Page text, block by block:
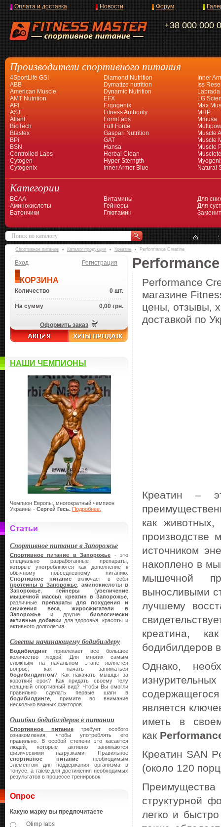
+38 000 000
Оплата и доставка Новости Форум
Производители спортивного питания
4SportLife GSI
ABB
American Muscle
AMT Nutrition
API
AST
Atlant
BioTech
Blastex
BPi
BSN
Controlled Labs
Cytogen
Cytogenix
Diamond Nutrition
Dymatize nutrition
Dynamic Nutrition
EFX
Ergogenix
Fitness Authority
FormLabs
Full Force
Gaspari Nutrition
GAT
Hansa
Herbal Clean
Hyper Sterngth
Inner Armor Blue
Inner
Iss
Labrada
LG
Max
MHP
Mmusa
Muscle
Muscle
Muscle
Natural
Категории
BCAA
Аминокислоты
Батончики
Витамины
Гейнеры
Глютамин
Для
Для
Спортивное питание Каталог продукции Креатин Performance Creatine
Вход Регистрация
КОРЗИНА
Количество 0 шт.
На сумму 0,00 грн.
Оформить заказ
НАШИ ЧЕМПИОНЫ
Чемпион Европы, многократный чемпион
Украины - Сергей Гесь. Подробнее.
Статьи
Спортивное питание в Запорожье
Спортивное питание в Запорожье - это
специально разработанные препараты,
которые употребляются как дополнение к
обычному повседневному питанию.
Спортивное питание включает в себя
протеины в Запорожье
аминокислоты в
Запорожье ,гейнеры (увеличение
мышечной массы),креатин в Запорожье
различные препараты для похудения и
снижения веса,жиросжигатели в
Запорожье и другие биологически
активные добавки для здоровья, красоты и
активного долголетия.
Советы начинающему бодибилдеру
Бодибилдинг привлекает все большее
количество людей. Для многих самым
сложным на начальном этапе является
вопрос: как начать заниматься
бодибилдингом? Как накачать мышцы за
короткий срок? Как придать своему телу
изящный спортивный вид? Чтобы Вы смогли
правильно сделать первые шаги в
бодибилдинге , примите во внимание
несколько важных факторов.
Ошибки бодибилдеров в питании
Спортивное питаниетребует особого
ознакомления, чтобы употреблять его
правильно. В особой степени это касается
людей, которые активно занимаются
физическими нагрузками. Правильное
спортивное питание необходимым
элементом для поддержания организма в
тонусе, а также для достижения необходимых
результатов в процессе тренировок.
Опрос
Какую марку вы предпочитаете
Olimp labs
Performance
магазине
цены, отзывы,
доставкой по
Креатин –
как животных,
производстве
источником
накоплено в
мышечной
выносливыми
лучшему
креатина,
бодибилдеров
Однако,
является
иметь в
как
Креатин SAN
(около 120
структурной
легко и